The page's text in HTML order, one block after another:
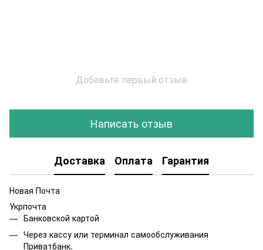
Добавьте первый отзыв
Написать отзыв
Доставка Оплата Гарантия
Новая Почта
Укрпочта
Банковской картой
Через кассу или терминал самообслуживания
Приватбанк.